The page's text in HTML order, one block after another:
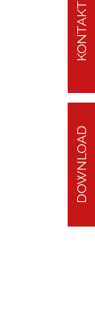
DOWNLOAD
KONTAKT